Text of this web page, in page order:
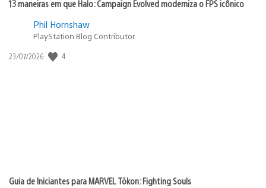
13 maneiras em que Halo: Campaign Evolved moderniza o FPS icônico
Phil Hornshaw
PlayStation Blog Contributor
Data
23/07/2026 4
Guia de Iniciantes para MARVEL Tōkon: Fighting Souls